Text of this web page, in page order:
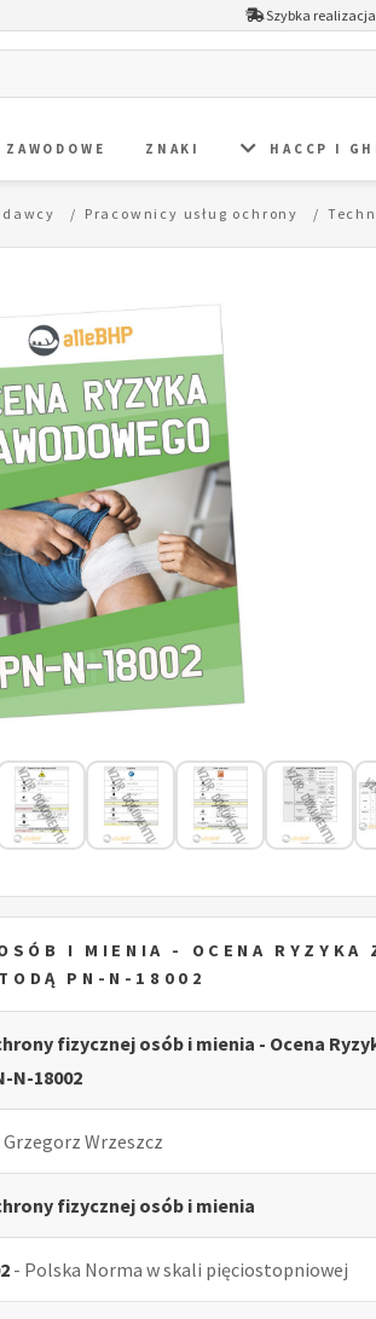
Szybka
ZNAKI HACCP I
Pracownicy usług ochrony
I MIENIA - OCENA RYZYKA
PN-N-18002
fizycznej osób i mienia - Ocena
N-18002
Wrzeszcz
fizycznej osób i mienia
- Polska Norma w skali pięciostopniowej